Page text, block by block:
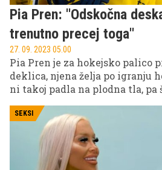
Pia Pren: ''Odskočna
trenutno precej toga''
27. 09. 2023 05.00
Pia Pren je za hokejsko palico
deklica, njena želja po igranju
ni takoj padla na plodna tla, pa
mislili, da bo kmalu obupala.
že četrt stoletja in si že vrsto
Švedskem, ki je na hokejskem
svetlobna leta pred Slovenijo,
ženske hokejske klube. Preden
SEKSI